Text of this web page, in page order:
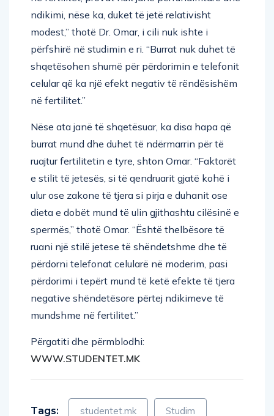
modest,” thotë Dr. Omar, i cili nuk ishte i
përfshirë në studimin e ri. “Burrat nuk duhet të
shqetësohen shumë për përdorimin e telefonit
celular që ka një efekt negativ të rëndësishëm
në fertilitet.”
burrat mund dhe duhet të ndërmarrin për të
ruajtur fertilitetin e tyre, shton Omar. “Faktorët
e stilit të jetesës, si të qendruarit gjatë kohë i
ulur ose zakone të tjera si pirja e duhanit ose
dieta e dobët mund të ulin gjithashtu cilësinë e
spermës,” thotë Omar. “Është thelbësore të
ruani një stilë jetese të shëndetshme dhe të
përdorni telefonat celularë në moderim, pasi
përdorimi i tepërt mund të ketë efekte të tjera
negative shëndetësore përtej ndikimeve të
mundshme në fertilitet.”
WWW.STUDENTET.MK
studentet.mk Studim